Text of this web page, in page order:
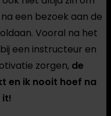
een bezoek aan de
Vooral na het
een instructeur en
zorgen, de
en ik nooit hoef na